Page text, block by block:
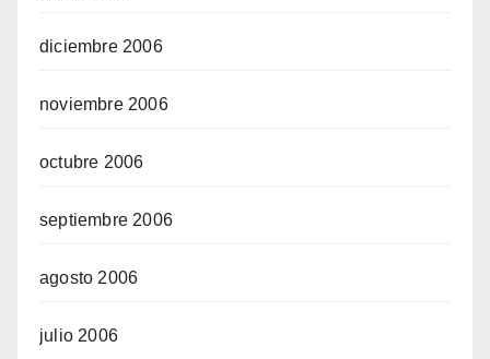
diciembre 2006
noviembre 2006
octubre 2006
septiembre 2006
agosto 2006
julio 2006